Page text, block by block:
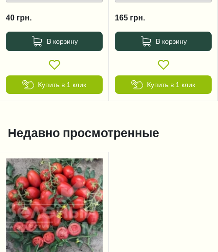
40 грн.
В корзину
Купить в 1 клик
165 грн.
В корзину
Купить в 1 клик
Недавно просмотренные